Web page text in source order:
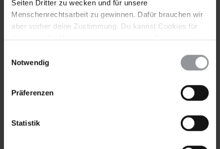
Seiten Dritter zu wecken und für unsere
Menschenrechtsarbeit zu gewinnen. Dafür brauchen wir
aber vorher deine Zustimmung. Du kannst Cookies für
Analysen, für Marketing und eingebettete Drittinhalte
wieder ändern. Diesen Banner kannst Du über den Link
Notwendig
Präferenzen
Statistik
PO Box 302
Al Nil Avenue
KOPIEN AN
Ministry of Interior
SUDAN